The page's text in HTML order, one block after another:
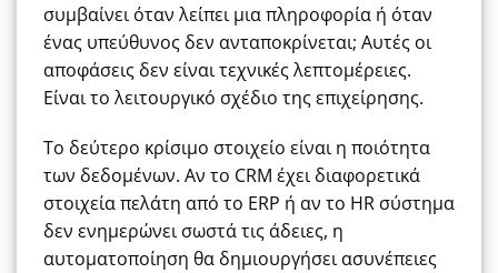
συμβαίνει όταν λείπει μια πληροφορία ή όταν
ένας υπεύθυνος δεν ανταποκρίνεται; Αυτές οι
αποφάσεις δεν είναι τεχνικές λεπτομέρειες.
Είναι το λειτουργικό σχέδιο της επιχείρησης.
Το δεύτερο κρίσιμο στοιχείο είναι η ποιότητα
των δεδομένων. Αν το CRM έχει διαφορετικά
στοιχεία πελάτη από το ERP ή αν το HR σύστημα
δεν ενημερώνει σωστά τις άδειες, η
αυτοματοποίηση θα δημιουργήσει ασυνέπειες